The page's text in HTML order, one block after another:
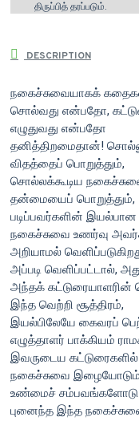
திருப்பித் தரப்படும்.
DESCRIPTION
நகைச்சுவையாகக்
சொல்வது என்பதோ,
எழுதுவது என்பதோ
தனித்திறமைதான்!
விதத்தைப் பொறுத்தும்,
சொல்லக்கூடிய
தன்மையைப் பொறுத்தும்,
படிப்பவர்களின் இயல்பான
நகைச்சுவை உணர்வு
அறியாமல்
அப்படி வெளிப்பட்டால்,
அந்தக் கட்டுரையாளரின்
இந்த வெற்றி சூத்திரம்,
இயல்பிலேயே கைவரப்
எழுத்தாளர் பாக்கியம்
இவருடைய கட்டுரைகளில்
நகைச்சுவை
உண்மைச் சம்பவங்களோடு
புனைந்த இந்த